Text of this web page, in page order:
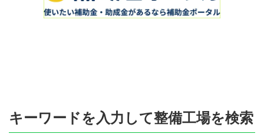
キーワードを入力して整備工場を検索